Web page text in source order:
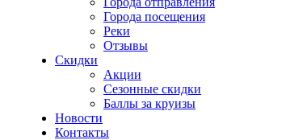
Города посещения
Реки
Отзывы
Скидки
Акции
Сезонные скидки
Баллы за круизы
Новости
Контакты